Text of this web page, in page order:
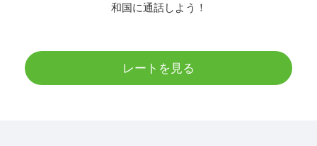
和国に通話しよう！
レートを見る